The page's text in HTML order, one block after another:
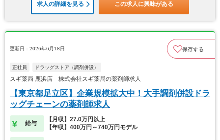
求人の詳細を見る この求人に興味がある
更新日：2026年6月18日 保存する
正社員 ドラッグストア（調剤併設）
スギ薬局 鹿浜店 株式会社スギ薬局の薬剤師求人
【東京都足立区】企業規模拡大中！大手調剤併設ドラ
ッグチェーンの薬剤師求人
給与
【月収】27.0万円以上
【年収】400万円～740万円モデル